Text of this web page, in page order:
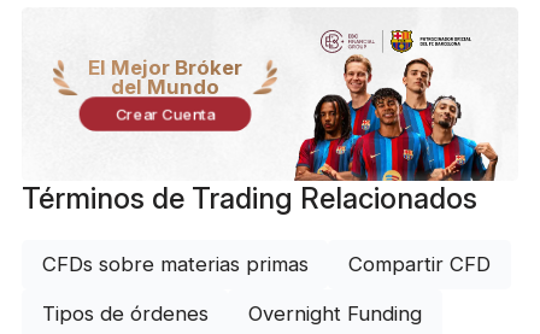
El Mejor Bróker
del Mundo
Crear Cuenta
Términos de Trading Relacionados
CFDs sobre materias primas Compartir CFD
Tipos de órdenes Overnight Funding